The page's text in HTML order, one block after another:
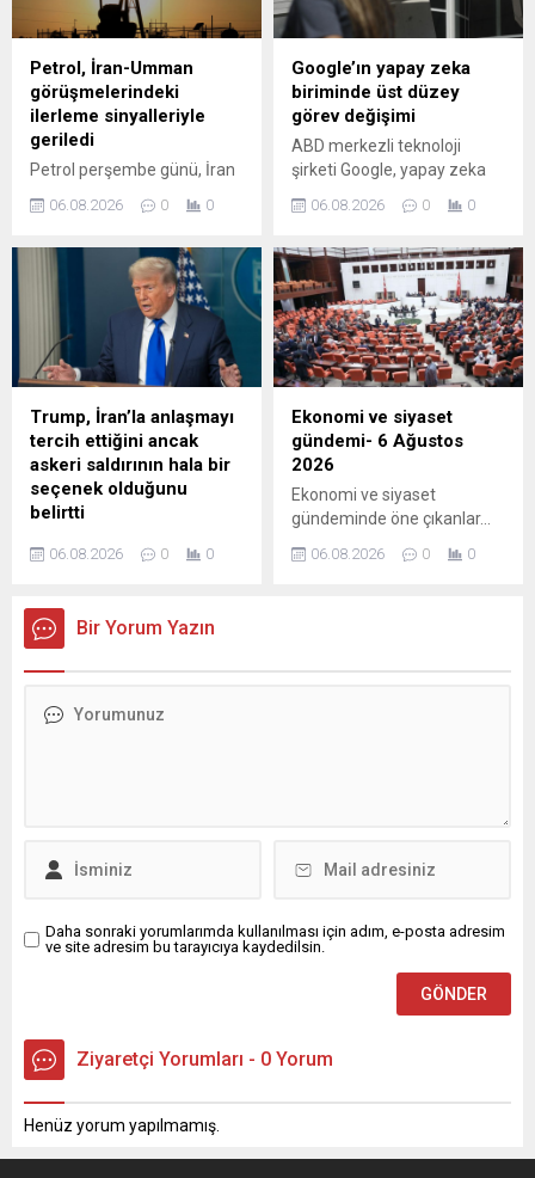
öngörüyor.
Petrol, İran-Umman
görüşmelerindeki
ilerleme sinyalleriyle
geriledi
Petrol perşembe günü, İran
yürütülen görüşmelerin ABD
anlaşmasının önünü
açabileceği ve Hürmüz
Boğazı'nın yeniden ulaşıma
açılabileceği beklentilerinin
etkisiyle geriledi.
06.08.2026 0 0
Google’ın yapay zeka
biriminde üst düzey
görev değişimi
ABD merkezli teknoloji
şirketi Google, yapay zeka
üst düzey liderlik
06.08.2026 0 0
Trump, İran’la anlaşmayı
tercih ettiğini ancak
askeri saldırının hala bir
seçenek olduğunu
belirtti
İran'la bir anlaşma yapmayı
diplomasinin başarısız
olması halinde "güç
06.08.2026 0 0
Ekonomi ve siyaset
gündemi- 6 Ağustos
2026
Ekonomi ve siyaset
gündeminde öne çıkanlar...
06.08.2026 0 0
Bir Yorum Yazın
Daha sonraki yorumlarımda kullanılması için adım, e-posta adresim
ve site adresim bu tarayıcıya kaydedilsin.
Ziyaretçi Yorumları - 0 Yorum
Henüz yorum yapılmamış.